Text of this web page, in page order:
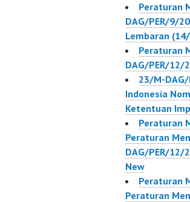
Peraturan
DAG/PER/9/
Lembaran
Peraturan
DAG/PER/12/
23/M-
Indonesia
Ketentuan
Peraturan
Peraturan
DAG/PER/12/
New
Peraturan
Peraturan